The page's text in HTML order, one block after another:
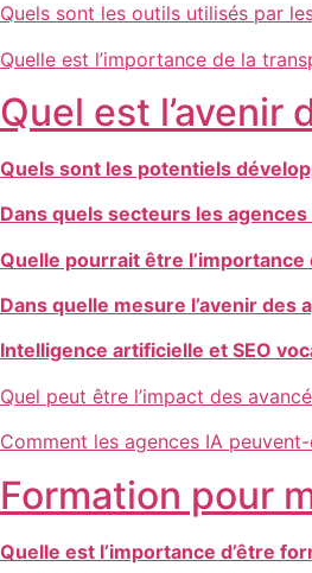
Quels sont les outils utilisés par
Quelle est l’importance de la
Quel est l’avenir
Quels sont les potentiels
Dans quels secteurs les
Quelle pourrait être l’importance
Dans quelle mesure l’avenir
Intelligence artificielle et SEO
Quel peut être l’impact des
Comment les agences IA
Formation pour
Quelle est l’importance d’être